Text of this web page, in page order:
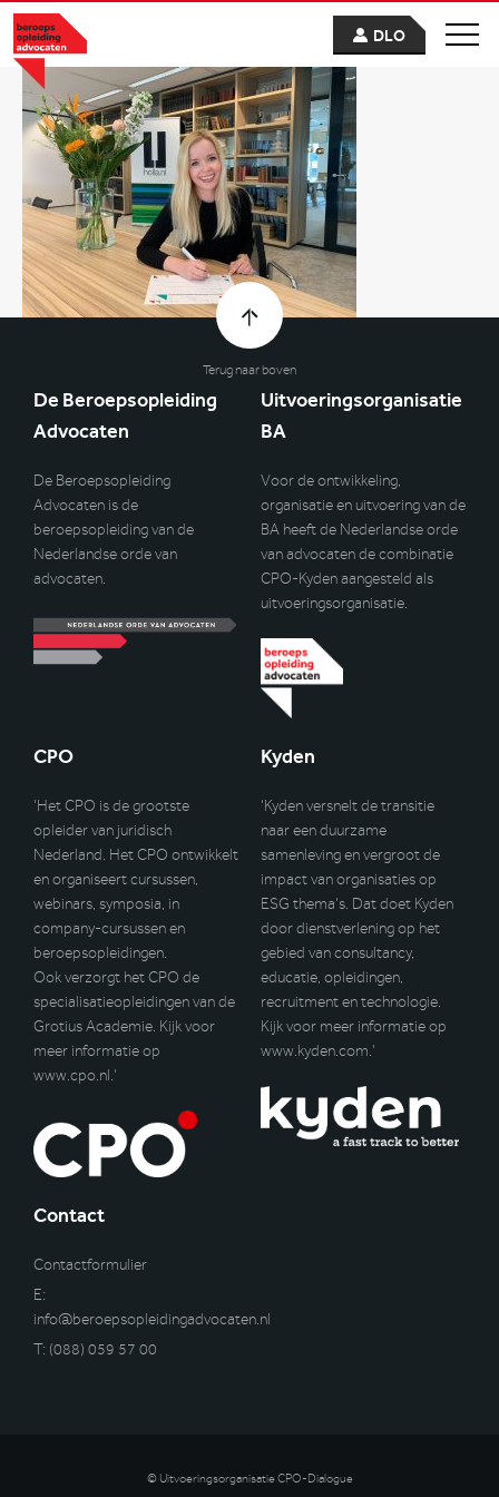
DLO
Terug naar boven
De Beroepsopleiding
Advocaten
De Beroepsopleiding
Advocaten is de
beroepsopleiding van de
Nederlandse orde van
advocaten.
Uitvoeringsorganisatie
BA
Voor de ontwikkeling,
organisatie en uitvoering van de
BA heeft de Nederlandse orde
van advocaten de combinatie
CPO-Kyden aangesteld als
uitvoeringsorganisatie.
CPO
‘Het CPO is de grootste
opleider van juridisch
Nederland. Het CPO ontwikkelt
en organiseert cursussen,
webinars, symposia, in
company-cursussen en
beroepsopleidingen.
Ook verzorgt het CPO de
specialisatieopleidingen van de
Grotius Academie. Kijk voor
meer informatie op
www.cpo.nl.’
Kyden
‘Kyden versnelt de transitie
naar een duurzame
samenleving en vergroot de
impact van organisaties op
ESG thema’s. Dat doet Kyden
door dienstverlening op het
gebied van consultancy,
educatie, opleidingen,
recruitment en technologie.
Kijk voor meer informatie op
www.kyden.com.’
Contact
Contactformulier
E:
info@beroepsopleidingadvocaten.nl
T: (088) 059 57 00
© Uitvoeringsorganisatie CPO-Dialogue